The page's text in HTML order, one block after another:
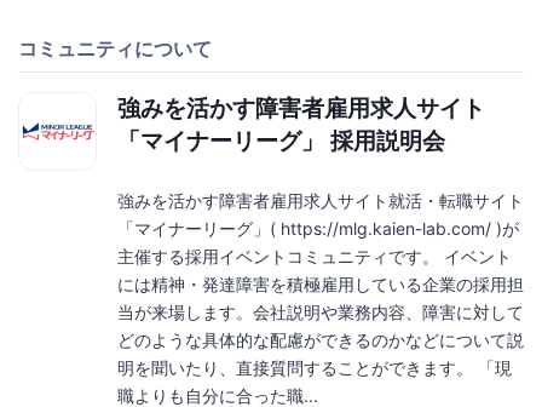
コミュニティについて
強みを活かす障害者雇用求人サイト
「マイナーリーグ」 採用説明会
強みを活かす障害者雇用求人サイト就活・転職サイト
「マイナーリーグ」( https://mlg.kaien-lab.com/ )が
主催する採用イベントコミュニティです。 イベント
には精神・発達障害を積極雇用している企業の採用担
当が来場します。会社説明や業務内容、障害に対して
どのような具体的な配慮ができるのかなどについて説
明を聞いたり、直接質問することができます。 「現
職よりも自分に合った職...